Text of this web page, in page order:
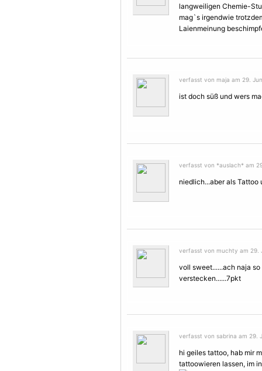
langweiligen Chemie-
mag`s irgendwie
Laienmeinung
verfasst von maja am 29.
ist doch süß und wers
verfasst von *auslach* am
niedlich...aber als Tattoo
verfasst von muchty am 29.
voll sweet......ach naja
verstecken......7pkt
verfasst von sabrina am 29.
hi geiles tattoo, hab mir
tattoowieren lassen, im